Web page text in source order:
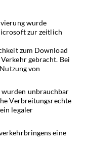
wurde
zur zeitlich
zum Download
gebracht. Bei
von
unbrauchbar
Verbreitungsrechte
legaler
eine